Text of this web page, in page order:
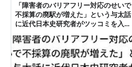
「障害者のバリアフリー対応のせいで
不採算の廃駅が増えた」という与太話
に近代日本史研究者がツッコミを入れ